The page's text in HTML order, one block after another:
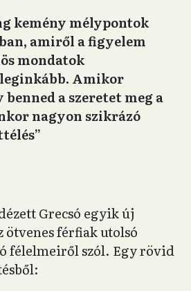
kemény mélypontok
amiről a figyelem
mondatok
Amikor
a szeretet meg a
nagyon szikrázó
Grecsó egyik új
ötvenes férfiak utolsó
félelmeiről szól. Egy rövid